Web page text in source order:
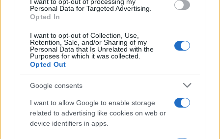
Personal Data for Targeted Advertising.
Opted In
I want to opt-out of Collection, Use,
Retention, Sale, and/or Sharing of my
Personal Data that Is Unrelated with the
Purposes for which it was collected.
Opted Out
Google consents
I want to allow Google to enable storage
related to advertising like cookies on web or
device identifiers in apps.
Outubro de
$
30,95
$ 26,30 $ 35,28 -13%
Novembro
de 2022
$
33,73
$ 31,71 $ 37,44 9%
de 2022
37,44
Previsão de preços para 2023